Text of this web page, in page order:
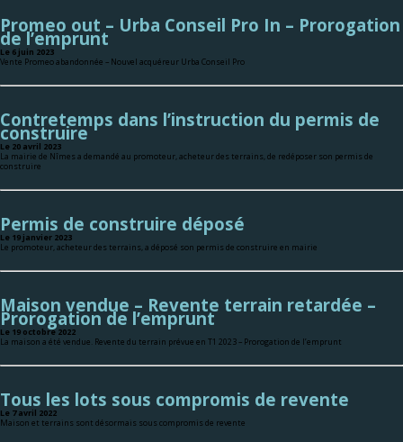
Promeo out – Urba Conseil Pro In – Prorogation
de l’emprunt
Le 6 juin 2023
Vente Promeo abandonnée – Nouvel acquéreur Urba Conseil Pro
Contretemps dans l’instruction du permis de
construire
Le 20 avril 2023
La mairie de Nîmes a demandé au promoteur, acheteur des terrains, de redéposer son permis de
construire
Permis de construire déposé
Le 19 janvier 2023
Le promoteur, acheteur des terrains, a déposé son permis de construire en mairie
Maison vendue – Revente terrain retardée –
Prorogation de l’emprunt
Le 19 octobre 2022
La maison a été vendue. Revente du terrain prévue en T1 2023 – Prorogation de l’emprunt
Tous les lots sous compromis de revente
Le 7 avril 2022
Maison et terrains sont désormais sous compromis de revente